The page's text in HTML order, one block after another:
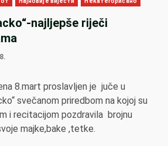
najljepše riječi
8.mart proslavljen je juče u
svečanom priredbom na kojoj su
i recitacijom pozdravila brojnu
majke,bake ,tetke.